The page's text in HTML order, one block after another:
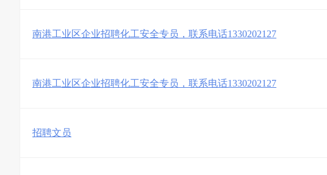
南港工业区企业招聘化工安全专员，联系电话1330202127
南港工业区企业招聘化工安全专员，联系电话1330202127
招聘文员